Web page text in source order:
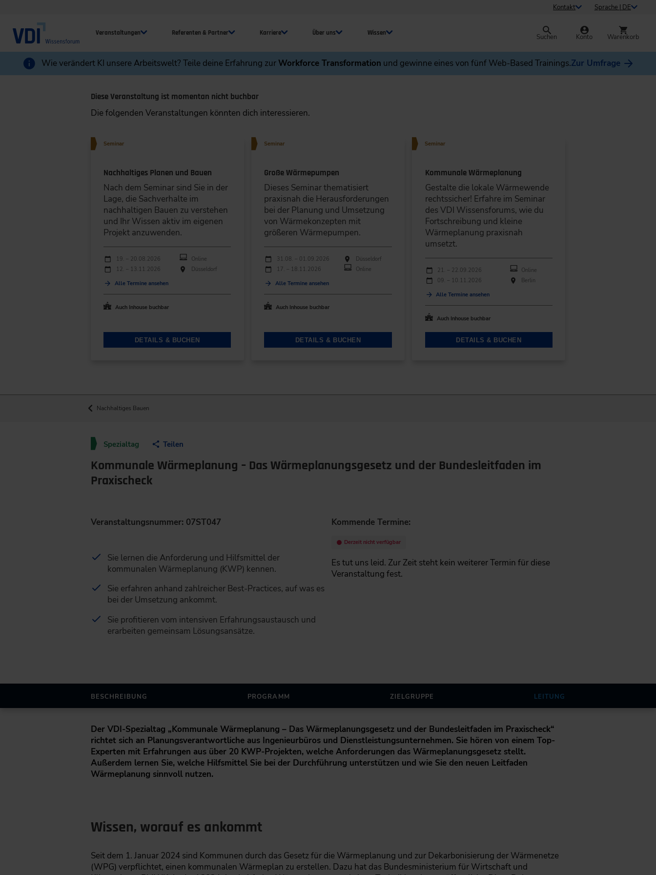
Kontakt Sprache | DE
Veranstaltungen Referenten & Partner Karriere Über uns Wissen Suchen Konto Warenkorb
Wie verändert KI unsere Arbeitswelt? Teile deine Erfahrung zurWorkforce Transformation und gewinne eines von fünf Web-Based Trainings.Zur Umfrage
Diese Veranstaltung ist momentan nicht buchbar
Die folgenden Veranstaltungen könnten dich interessieren.
Seminar
Nachhaltiges Planen und Bauen
Nach dem Seminar sind Sie in der
Lage, die Sachverhalte im
nachhaltigen Bauen zu verstehen
und Ihr Wissen aktiv im eigenen
Projekt anzuwenden.
Durchführungen
Veranstaltungsdatum Veranstaltungsort
19. – 20.08.2026
Online
12. – 13.11.2026
Düsseldorf
Alle Termine ansehen
Auch Inhouse buchbar
DETAILS & BUCHEN
Seminar
Große Wärmepumpen
Dieses Seminar thematisiert
praxisnah die Herausforderungen
bei der Planung und Umsetzung
von Wärmekonzepten mit
größeren Wärmepumpen.
Durchführungen
Veranstaltungsdatum Veranstaltungsort
31.08. – 01.09.2026
Düsseldorf
17. – 18.11.2026
Online
Alle Termine ansehen
Auch Inhouse buchbar
DETAILS & BUCHEN
Seminar
Kommunale Wärmeplanung
Gestalte die lokale Wärmewende
rechtssicher! Erfahre im Seminar
des VDI Wissensforums, wie du
Fortschreibung und kleine
Wärmeplanung praxisnah
umsetzt.
Durchführungen
Veranstaltungsdatum Veranstaltungsort
21. – 22.09.2026
Online
09. – 10.11.2026
Berlin
Alle Termine ansehen
Auch Inhouse buchbar
DETAILS & BUCHEN
Nachhaltiges Bauen
Spezialtag Teilen
Kommunale Wärmeplanung – Das Wärmeplanungsgesetz und der Bundesleitfaden im
Praxischeck
Veranstaltungsnummer: 07ST047
Sie lernen die Anforderung und Hilfsmittel der
kommunalen Wärmeplanung (KWP) kennen.
Sie erfahren anhand zahlreicher Best-Practices, auf was es
bei der Umsetzung ankommt.
Sie profitieren vom intensiven Erfahrungsaustausch und
erarbeiten gemeinsam Lösungsansätze.
Kommende Termine:
Derzeit nicht verfügbar
Es tut uns leid. Zur Zeit steht kein weiterer Termin für diese
Veranstaltung fest.
BESCHREIBUNG PROGRAMM ZIELGRUPPE LEITUNG
Der VDI-Spezialtag „Kommunale Wärmeplanung – Das Wärmeplanungsgesetz und der Bundesleitfaden im Praxischeck“
richtet sich an Planungsverantwortliche aus Ingenieurbüros und Dienstleistungsunternehmen. Sie hören von einem Top-
Experten mit Erfahrungen aus über 20 KWP-Projekten, welche Anforderungen das Wärmeplanungsgesetz stellt.
Außerdem lernen Sie, welche Hilfsmittel Sie bei der Durchführung unterstützen und wie Sie den neuen Leitfaden
Wärmeplanung sinnvoll nutzen.
Wissen, worauf es ankommt
Seit dem 1. Januar 2024 sind Kommunen durch das Gesetz für die Wärmeplanung und zur Dekarbonisierung der Wärmenetze
(WPG) verpflichtet, einen kommunalen Wärmeplan zu erstellen. Dazu hat das Bundesministerium für Wirtschaft und